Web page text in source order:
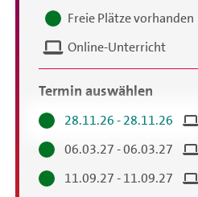
Freie Plätze vorhanden
Online-Unterricht
Termin auswählen
28.11.26 - 28.11.26
06.03.27 - 06.03.27
11.09.27 - 11.09.27